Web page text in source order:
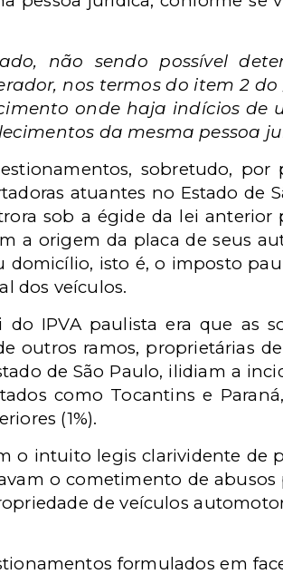
não sendo possível
nos termos do item 2 do
onde haja indícios de
da mesma pessoa
sobretudo, por
atuantes no Estado de
sob a égide da lei anterior
a origem da placa de seus
domicílio, isto é, o imposto
dos veículos.
IPVA paulista era que as
outros ramos, proprietárias
de São Paulo, ilidiam a
como Tocantins e
(1%).
o intuito legis clarividente de
o cometimento de abusos
de veículos
formulados em